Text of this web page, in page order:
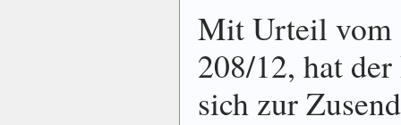
Mit Urteil vom
208/12, hat
sich zur